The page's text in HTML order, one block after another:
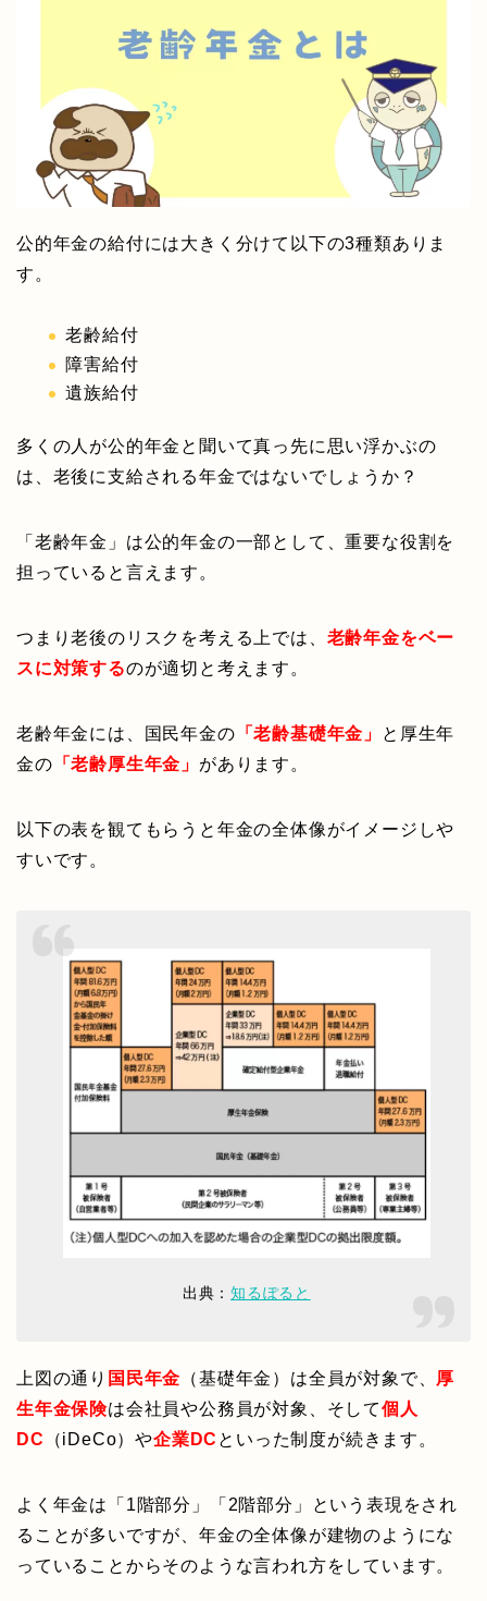
公的年金の給付には大きく分けて以下の3種類ありま
す。
老齢給付
障害給付
遺族給付
多くの人が公的年金と聞いて真っ先に思い浮かぶの
は、老後に支給される年金ではないでしょうか？
「老齢年金」は公的年金の一部として、重要な役割を
担っていると言えます。
つまり老後のリスクを考える上では、 老齢年金をベー
スに対策するのが適切と考えます。
老齢年金には、国民年金の 「老齢基礎年金」
と厚生年
金の 「老齢厚生年金」 があります。
以下の表を観てもらうと年金の全体像がイメージしや
すいです。
出典：知るぽると
上図の通り 国民年金 （基礎年金）は全員が対象で、 厚
生年金保険は会社員や公務員が対象、そして個人
DC （iDeCo）や企業DC といった制度が続きます。
よく年金は「1階部分」「2階部分」という表現をされ
ることが多いですが、年金の全体像が建物のようにな
っていることからそのような言われ方をしています。